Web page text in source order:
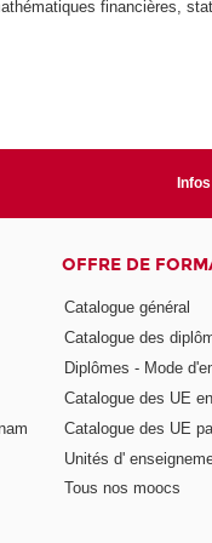
financières,
OFFRE DE
Catalogue général
Catalogue des
Diplômes - Mode
Catalogue des UE
Catalogue des UE
Unités d'
Tous nos moocs